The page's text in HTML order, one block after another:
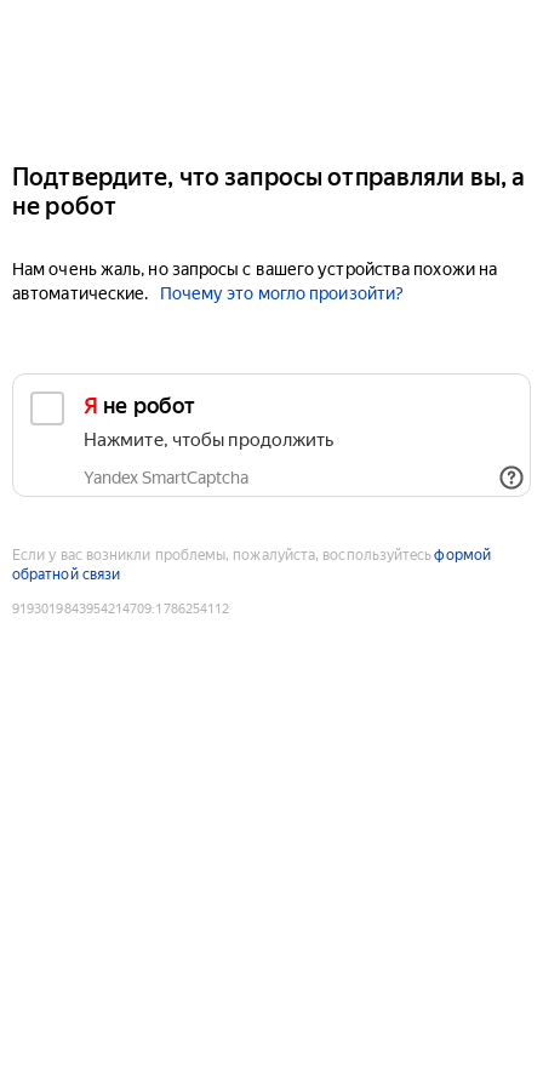
Подтвердите, что запросы отправляли вы, а
не робот
Нам очень жаль, но запросы с вашего устройства похожи на
автоматические.
Почему это могло произойти?
Я не робот
Нажмите, чтобы продолжить
Yandex SmartCaptcha
Если у вас возникли проблемы, пожалуйста, воспользуйтесьформой
обратной связи
9193019843954214709:1786254112